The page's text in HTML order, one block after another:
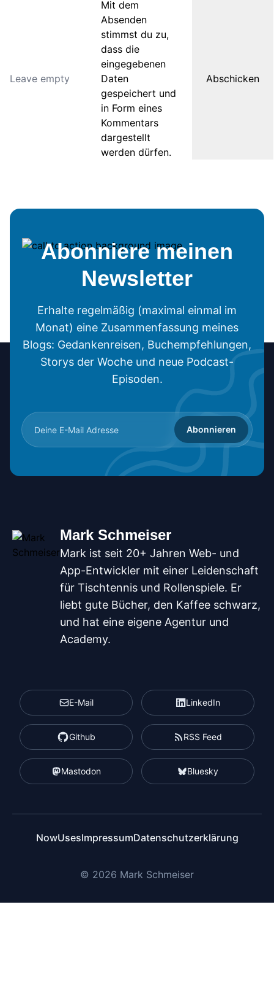
Mit dem
Absenden
stimmst du zu,
dass die
eingegebenen
Daten
gespeichert und
in Form eines
Kommentars
dargestellt
werden dürfen.
Abonniere meinen
Newsletter
Erhalte regelmäßig (maximal einmal im
Monat) eine Zusammenfassung meines
Blogs: Gedankenreisen, Buchempfehlungen,
Storys der Woche und neue Podcast-
Episoden.
Abonnieren
Mark Schmeiser
Mark ist seit 20+ Jahren Web- und
App-Entwickler mit einer Leidenschaft
für Tischtennis und Rollenspiele. Er
liebt gute Bücher, den Kaffee schwarz,
und hat eine eigene Agentur und
Academy.
E-Mail LinkedIn
Github RSS Feed
Mastodon Bluesky
NowUsesImpressumDatenschutzerklärung
© 2026 Mark Schmeiser